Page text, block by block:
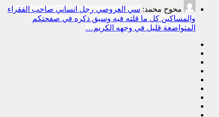
محوح محمد: سي العروصي رجل انساني صاحب الفقراء
والمساكين كل ما قلته فيه وسبق ذكره في صفحتكم
المتواضعة قليل في وجهه الكريم…